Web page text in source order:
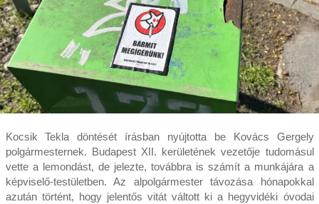
Kocsik Tekla döntését írásban nyújtotta be Kovács Gergely
polgármesternek. Budapest XII. kerületének vezetője tudomásul
vette a lemondást, de jelezte, továbbra is számít a munkájára a
képviselő-testületben. Az alpolgármester távozása hónapokkal
azután történt, hogy jelentős vitát váltott ki a hegyvidéki óvodai